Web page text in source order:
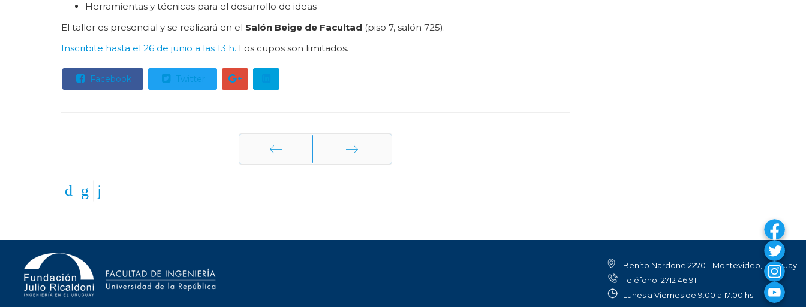
Herramientas y técnicas para el desarrollo de ideas
El taller es presencial y se realizará en el Salón Beige de Facultad (piso 7, salón 725).
Inscribite hasta el 26 de junio a las 13 h. Los cupos son limitados.
Facebook Twitter
Benito Nardone 2270 - Montevideo, Uruguay
Teléfono: 2712 46 91
Lunes a Viernes de 9:00 a 17:00 hs.